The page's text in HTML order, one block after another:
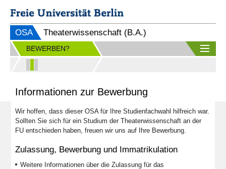
OSA Theaterwissenschaft (B.A.)
BEWERBEN?
Informationen zur Bewerbung
Wir hoffen, dass dieser OSA für Ihre Studienfachwahl hilfreich war.
Sollten Sie sich für ein Studium der Theaterwissenschaft an der
FU entschieden haben, freuen wir uns auf Ihre Bewerbung.
Zulassung, Bewerbung und Immatrikulation
Weitere Informationen über die Zulassung für das